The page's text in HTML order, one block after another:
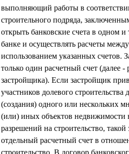
выполняющий работы в
строительного подряда,
открыть банковские счета в одном
банке и осуществлять расчеты
использованием указанных счетов.
только один расчетный счет (далее -
застройщика). Если застройщик
участников долевого строительства
(создания) одного или нескольких
(или) иных объектов недвижимости
разрешений на строительство,
отдельный расчетный счет в
строительство. В договор